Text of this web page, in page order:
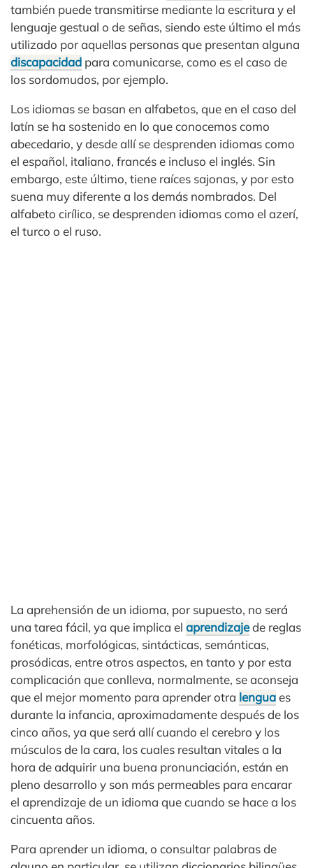
también puede transmitirse mediante la escritura y el
lenguaje gestual o de señas, siendo este último el más
utilizado por aquellas personas que presentan alguna
discapacidad para comunicarse, como es el caso de
los sordomudos, por ejemplo.
Los idiomas se basan en alfabetos, que en el caso del
latín se ha sostenido en lo que conocemos como
abecedario, y desde allí se desprenden idiomas como
el español, italiano, francés e incluso el inglés. Sin
embargo, este último, tiene raíces sajonas, y por esto
suena muy diferente a los demás nombrados. Del
alfabeto cirílico, se desprenden idiomas como el azerí,
el turco o el ruso.
La aprehensión de un idioma, por supuesto, no será
una tarea fácil, ya que implica el aprendizajede reglas
fonéticas, morfológicas, sintácticas, semánticas,
prosódicas, entre otros aspectos, en tanto y por esta
complicación que conlleva, normalmente, se aconseja
que el mejor momento para aprender otra lenguaes
durante la infancia, aproximadamente después de los
cinco años, ya que será allí cuando el cerebro y los
músculos de la cara, los cuales resultan vitales a la
hora de adquirir una buena pronunciación, están en
pleno desarrollo y son más permeables para encarar
el aprendizaje de un idioma que cuando se hace a los
cincuenta años.
Para aprender un idioma, o consultar palabras de